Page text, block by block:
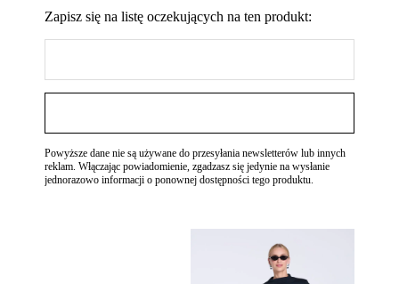
Zapisz się na listę oczekujących na ten produkt:
Powyższe dane nie są używane do przesyłania newsletterów lub innych
reklam. Włączając powiadomienie, zgadzasz się jedynie na wysłanie
jednorazowo informacji o ponownej dostępności tego produktu.